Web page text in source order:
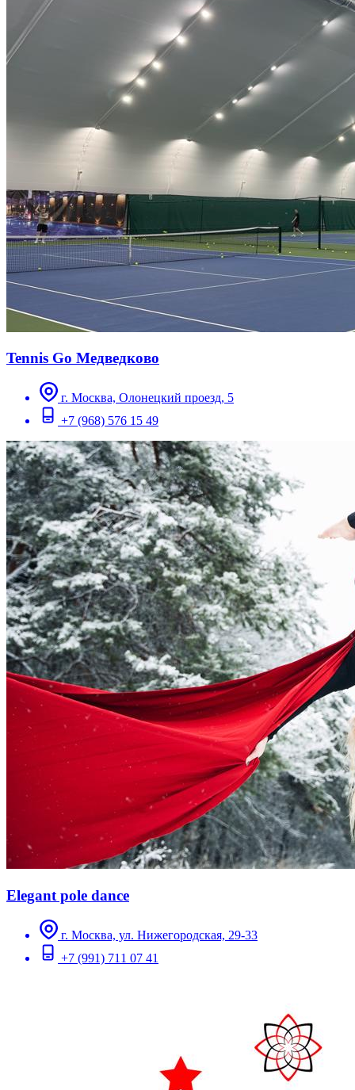
Tennis Go Медведково
г. Москва, Олонецкий проезд, 5
+7 (968) 576 15 49
Elegant pole dance
г. Москва, ул. Нижегородская, 29-33
+7 (991) 711 07 41